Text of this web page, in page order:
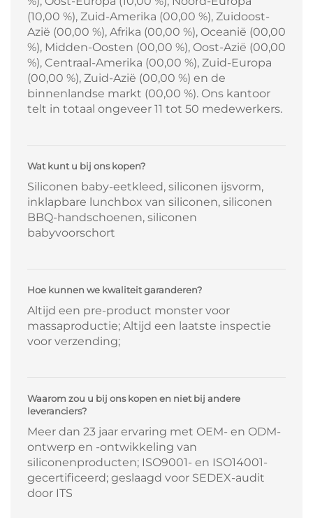
(10,00 %), Zuid-Amerika (00,00 %), Zuidoost-
Azië (00,00 %), Afrika (00,00 %), Oceanië (00,00
%), Midden-Oosten (00,00 %), Oost-Azië (00,00
%), Centraal-Amerika (00,00 %), Zuid-Europa
(00,00 %), Zuid-Azië (00,00 %) en de
binnenlandse markt (00,00 %). Ons kantoor
telt in totaal ongeveer 11 tot 50 medewerkers.
Wat kunt u bij ons kopen?
Siliconen baby-eetkleed, siliconen ijsvorm,
inklapbare lunchbox van siliconen, siliconen
BBQ-handschoenen, siliconen
babyvoorschort
Hoe kunnen we kwaliteit garanderen?
Altijd een pre-product monster voor
massaproductie; Altijd een laatste inspectie
voor verzending;
Waarom zou u bij ons kopen en niet bij andere
leveranciers?
Meer dan 23 jaar ervaring met OEM- en ODM-
ontwerp en -ontwikkeling van
siliconenproducten; ISO9001- en ISO14001-
gecertificeerd; geslaagd voor SEDEX-audit
door ITS